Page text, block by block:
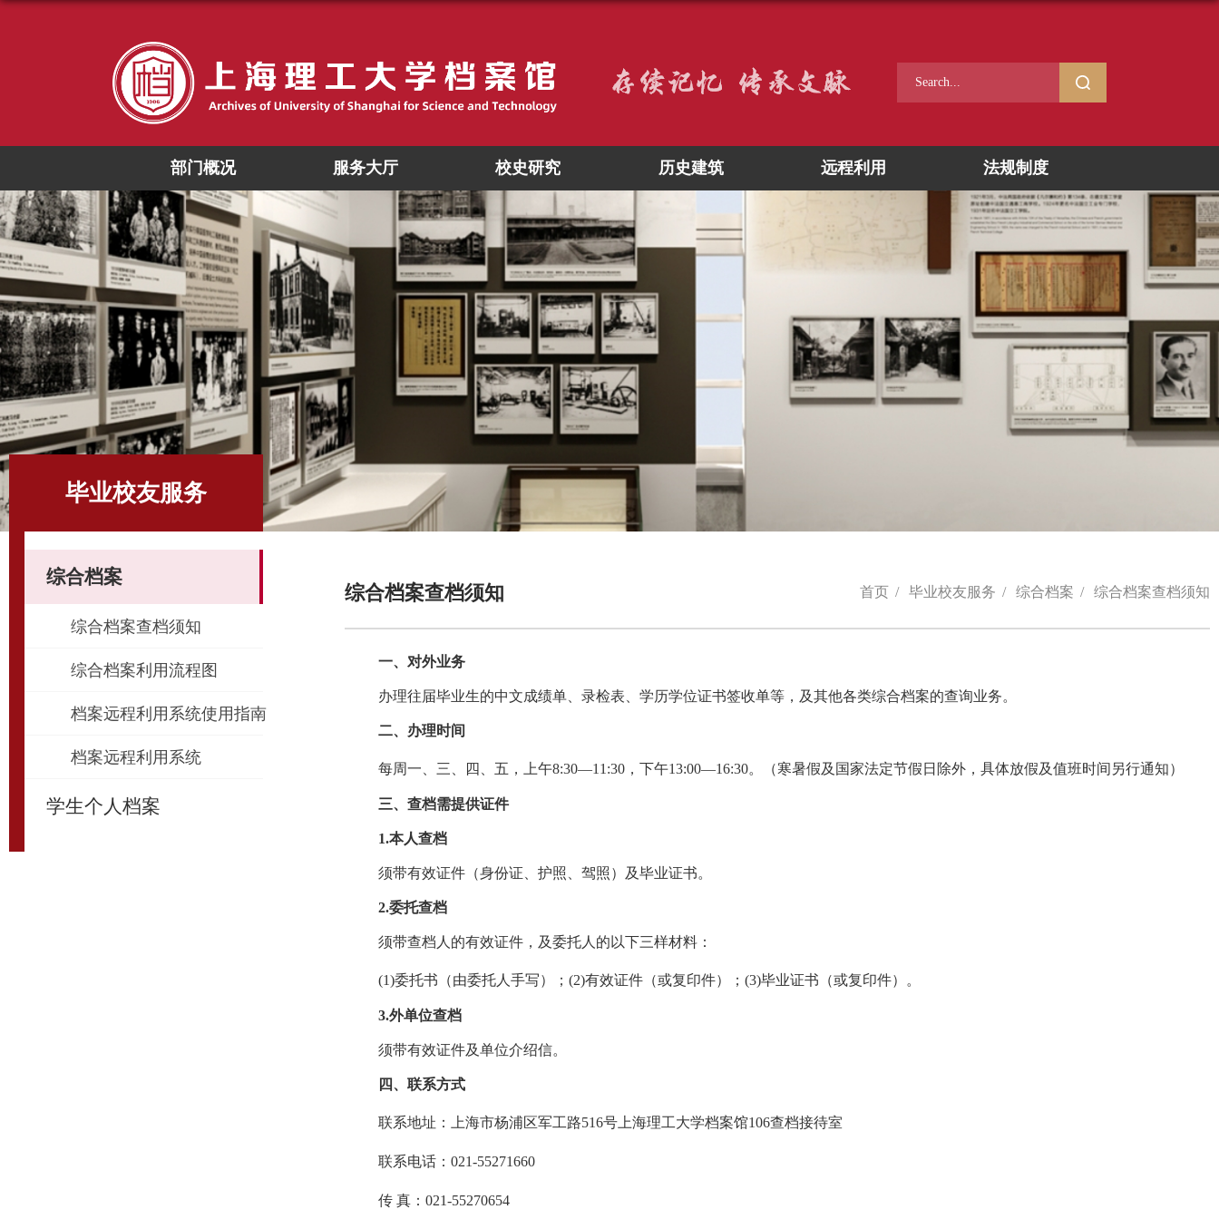
部门概况 服务大厅 校史研究 历史建筑 远程利用 法规制度
毕业校友服务
综合档案
综合档案查档须知
综合档案利用流程图
档案远程利用系统使用指南
档案远程利用系统
学生个人档案
首页 / 毕业校友服务 / 综合档案 / 综合档案查档须知
综合档案查档须知
一、对外业务
办理往届毕业生的中文成绩单、录检表、学历学位证书签收单等，及其他各类综合档案的查询业务。
二、办理时间
每周一、三、四、五，上午8:30—11:30，下午13:00—16:30。（寒暑假及国家法定节假日除外，具体放假及值班时间另行通知）
三、查档需提供证件
1.本人查档
须带有效证件（身份证、护照、驾照）及毕业证书。
2.委托查档
须带查档人的有效证件，及委托人的以下三样材料：
(1)委托书（由委托人手写）； (2)有效证件（或复印件）； (3)毕业证书（或复印件）。
3.外单位查档
须带有效证件及单位介绍信。
四、联系方式
联系地址：上海市杨浦区军工路516号 上海理工大学档案馆106查档接待室
联系电话： 021-55271660
传 真： 021-55270654